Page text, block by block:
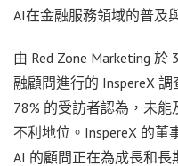
AI在金融服務領域的普及
由 Red Zone Marketing
融顧問進行的 InspereX
78% 的受訪者認為，未
不利地位。InspereX 的董
AI 的顧問正在為成長和